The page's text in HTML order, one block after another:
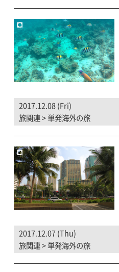
2017.12.08 (Fri)
旅関連>単発海外の旅
2017.12.07 (Thu)
旅関連>単発海外の旅